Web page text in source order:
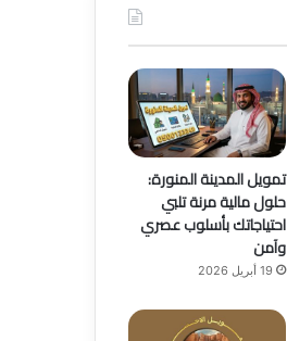
u
T
u
b
e
ت
ق
ر
ا
م
تمويل المدينة المنورة:
حلول مالية مرنة تلبي
احتياجاتك بأسلوب عصري
وآمن
19 أبريل 2026